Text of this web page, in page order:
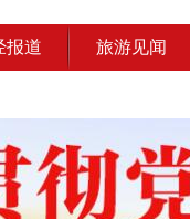
报道 旅游见闻